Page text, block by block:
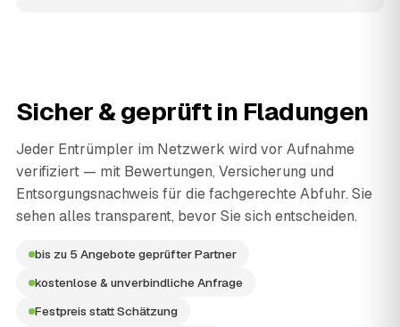
Sicher & geprüft in Fladungen
Jeder Entrümpler im Netzwerk wird vor Aufnahme
verifiziert — mit Bewertungen, Versicherung und
Entsorgungsnachweis für die fachgerechte Abfuhr. Sie
sehen alles transparent, bevor Sie sich entscheiden.
bis zu 5 Angebote geprüfter Partner
kostenlose & unverbindliche Anfrage
Festpreis statt Schätzung